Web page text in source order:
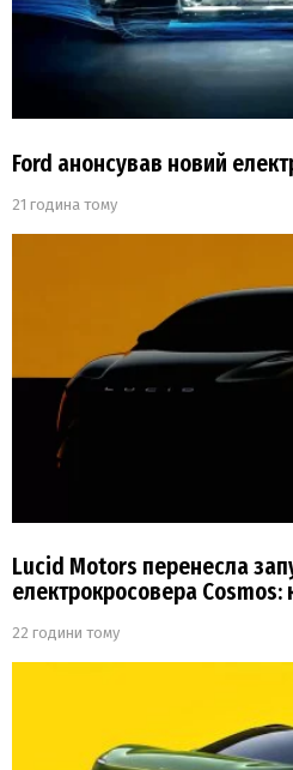
Ford анонсував новий
21 година тому
Lucid Motors перенесла
електрокросовера Cosmos:
22 години тому